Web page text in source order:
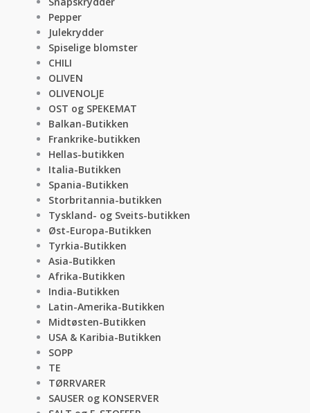
Pepper
Julekrydder
Spiselige blomster
CHILI
OLIVEN
OLIVENOLJE
OST og SPEKEMAT
Balkan-Butikken
Frankrike-butikken
Hellas-butikken
Italia-Butikken
Spania-Butikken
Storbritannia-butikken
Tyskland- og Sveits-butikken
Øst-Europa-Butikken
Tyrkia-Butikken
Asia-Butikken
Afrika-Butikken
India-Butikken
Latin-Amerika-Butikken
Midtøsten-Butikken
USA & Karibia-Butikken
SOPP
TE
TØRRVARER
SAUSER og KONSERVER